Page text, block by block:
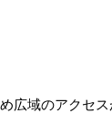
広域のアクセ